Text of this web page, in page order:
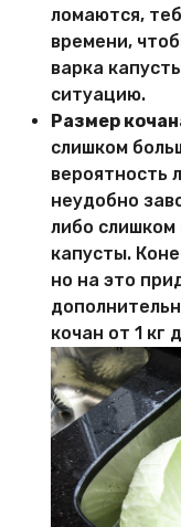
ломаются,
времени,
варка
ситуацию.
Размер
слишком
вероятность
неудобно
либо слишком
капусты.
но на это
кочан от 1 кг